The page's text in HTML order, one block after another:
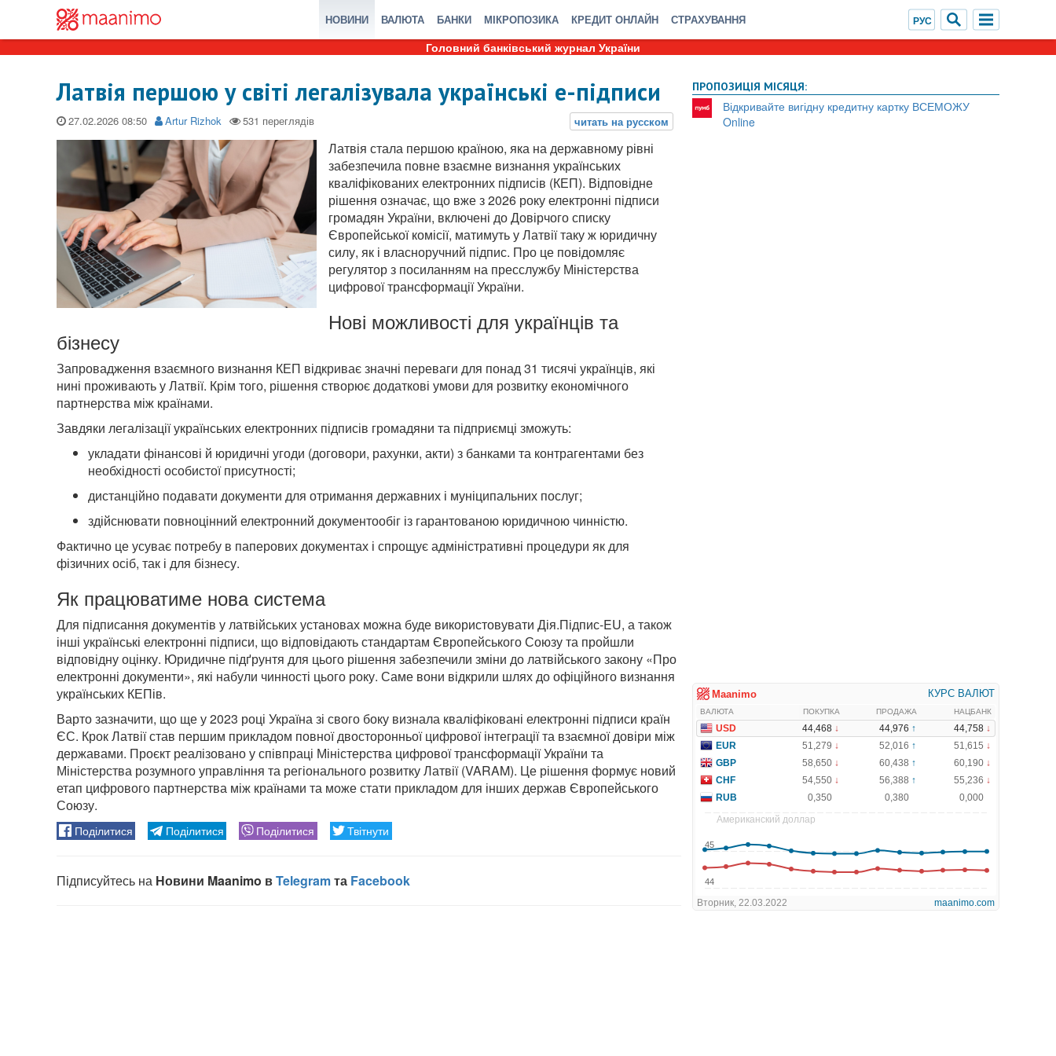
НОВИНИ ВАЛЮТА БАНКИ МІКРОПОЗИКА КРЕДИТ ОНЛАЙН СТРАХУВАННЯ
Головний банківський журнал України
Латвія першою у світі легалізувала українські е-підписи
27.02.2026 Artur Rizhok
Латвія стала першою країною, яка на державному рівні
забезпечила повне взаємне визнання українських
кваліфікованих електронних підписів (КЕП). Відповідне
рішення означає, що вже з 2026 року електронні підписи
громадян України, включені до Довірчого списку
Європейської комісії, матимуть у Латвії таку ж юридичну
силу, як і власноручний підпис. Про це повідомляє
регулятор з посиланням на пресслужбу Міністерства
цифрової трансформації України.
Нові можливості для українців та
бізнесу
Запровадження взаємного визнання КЕП відкриває значні переваги для понад 31 тисячі українців, які
нині проживають у Латвії. Крім того, рішення створює додаткові умови для розвитку економічного
партнерства між країнами.
Завдяки легалізації українських електронних підписів громадяни та підприємці зможуть:
укладати фінансові й юридичні угоди (договори, рахунки, акти) з банками та контрагентами без
необхідності особистої присутності;
дистанційно подавати документи для отримання державних і муніципальних послуг;
здійснювати повноцінний електронний документообіг із гарантованою юридичною чинністю.
Фактично це усуває потребу в паперових документах і спрощує адміністративні процедури як для
фізичних осіб, так і для бізнесу.
Як працюватиме нова система
Для підписання документів у латвійських установах можна буде використовувати Дія.Підпис-EU, а також
інші українські електронні підписи, що відповідають стандартам Європейського Союзу та пройшли
відповідну оцінку. Юридичне підґрунтя для цього рішення забезпечили зміни до латвійського закону «Про
електронні документи», які набули чинності цього року. Саме вони відкрили шлях до офіційного визнання
українських КЕПів.
Варто зазначити, що ще у 2023 році Україна зі свого боку визнала кваліфіковані електронні підписи країн
ЄС. Крок Латвії став першим прикладом повної двосторонньої цифрової інтеграції та взаємної довіри між
державами. Проєкт реалізовано у співпраці Міністерства цифрової трансформації України та
Міністерства розумного управління та регіонального розвитку Латвії (VARAM). Це рішення формує новий
етап цифрового партнерства між країнами та може стати прикладом для інших держав Європейського
Союзу.
ПРОПОЗИЦІЯ МІСЯЦЯ:
Відкривайте вигідну кредитну картку ВСЕМОЖУ
Online